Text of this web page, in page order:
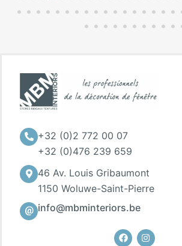
+32 (0)2 772 00 07
+32 (0)476 239 659
46 Av. Louis Gribaumont
1150 Woluwe-Saint-Pierre
info@mbminteriors.be
FacebookInstagram